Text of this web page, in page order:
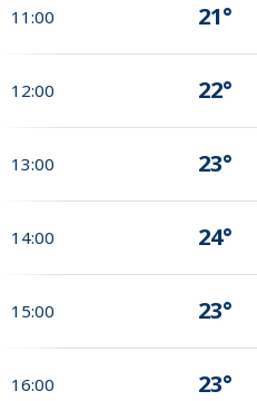
11:00 21°
12:00 22°
13:00 23°
14:00 24°
15:00 23°
16:00 23°